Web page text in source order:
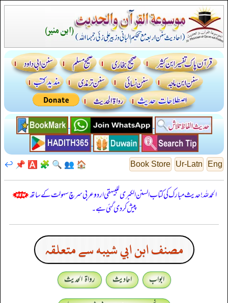
Eng
Ur-Latn
Book Store
🏠
👥
🔍
🧩
🅰️
📌
↩️
الحمدللہ! حدیث مبارک کی کتاب السنن الكبرى للبيهقي اردو عربی سرچ سہولت کے ساتھ
پیش کر دی گئی ہے۔
مصنف ابن ابي شيبه سے متعلقہ
ابواب احادیث
رواۃ الحدیث